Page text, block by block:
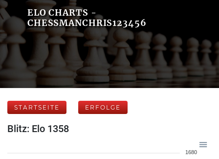
ELO CHARTS -
CHESSMANCHRIS123456
STARTSEITE ERFOLGE
Blitz: Elo 1358
1680